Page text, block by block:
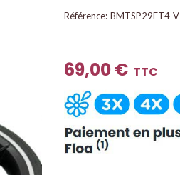
Référence: BMTSP29ET4-V
69,00 € TTC